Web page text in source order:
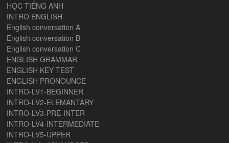
HỌC TIẾNG ANH
INTRO ENGLISH
English conversation A
English conversation B
English conversation C
ENGLISH GRAMMAR
ENGLISH KEY TEST
ENGLISH PRONOUNCE
INTRO-LV1-BEGINNER
INTRO-LV2-ELEMANTARY
INTRO-LV3-PRE-INTER
INTRO-LV4-INTERMEDIATE
INTRO-LV5-UPPER